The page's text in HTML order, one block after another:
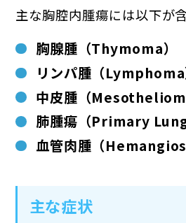
主な胸腔内腫瘍には以下が
胸腺腫（Thymoma）
リンパ腫（Lymphoma
中皮腫（
肺腫瘍（Primary
血管肉腫（
主な症状